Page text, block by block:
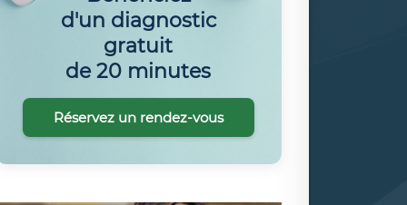
d'un diagnostic
gratuit
de 20 minutes
Réservez un rendez-vous